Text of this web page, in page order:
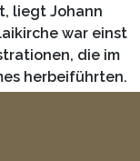
liegt Johann
war einst
die im
herbeiführten.